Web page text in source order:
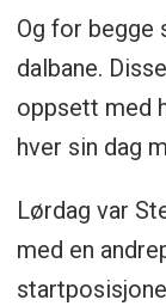
Og for begge
dalbane.
oppsett med
hver sin dag
Lørdag var
med en